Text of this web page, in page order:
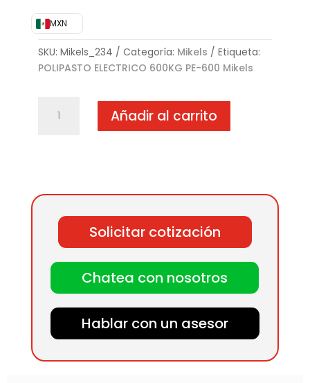
MXN
SKU: Mikels_234 Categoría: Mikels
Etiqueta:
POLIPASTO ELECTRICO 600KG PE-600 Mikels
ELECTRICO
Añadir al carrito
Solicitar cotización
Chatea con nosotros
Hablar con un asesor